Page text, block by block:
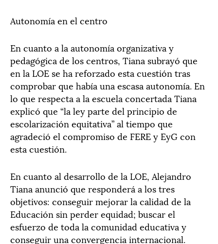
Autonomía en el centro
En cuanto a la autonomía organizativa y
pedagógica de los centros, Tiana subrayó que
en la LOE se ha reforzado esta cuestión tras
comprobar que había una escasa autonomía. En
lo que respecta a la escuela concertada Tiana
explicó que “la ley parte del principio de
escolarización equitativa” al tiempo que
agradeció el compromiso de FERE y EyG con
esta cuestión.
En cuanto al desarrollo de la LOE, Alejandro
Tiana anunció que responderá a los tres
objetivos: conseguir mejorar la calidad de la
Educación sin perder equidad; buscar el
esfuerzo de toda la comunidad educativa y
conseguir una convergencia internacional.